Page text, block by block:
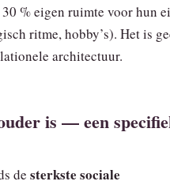
% eigen ruimte voor hun
ritme, hobby’s). Het is
architectuur.
is — een
de sterkste sociale